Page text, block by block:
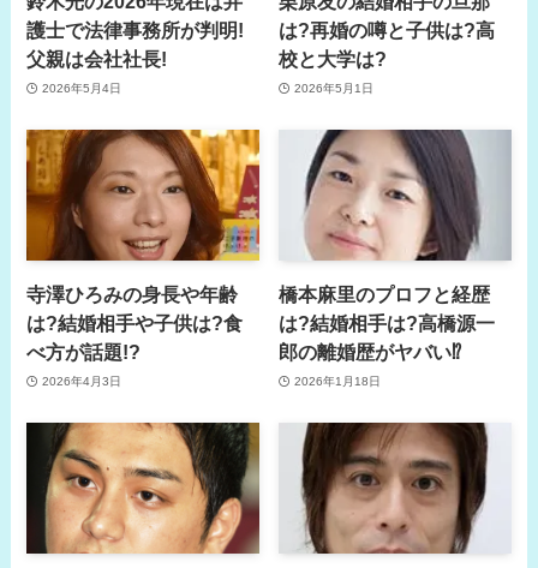
護士で法律事務所が判明!
父親は会社社長!
2026年5月4日
は?再婚の噂と子供は?高
校と大学は?
2026年5月1日
寺澤ひろみの身長や年齢
は?結婚相手や子供は?食
べ方が話題!?
2026年4月3日
橋本麻里のプロフと経歴
は?結婚相手は?高橋源一
郎の離婚歴がヤバい⁉
2026年1月18日